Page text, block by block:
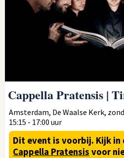
Cappella Pratensis |
Amsterdam, De Waalse Kerk,
15:15 - 17:00 uur
Dit event is voorbij. Kijk in
Cappella Pratensis voor